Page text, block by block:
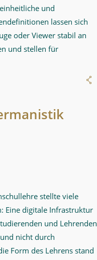
und
lassen sich
oder Viewer stabil an
und stellen für
stellte viele
Eine digitale Infrastruktur
und Lehrenden
nicht durch
Form des Lehrens stand